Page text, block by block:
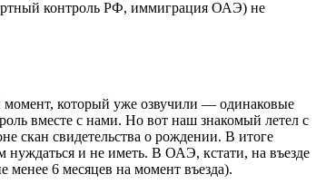
контроль РФ, иммиграция ОАЭ) не
момент, который уже озвучили — одинаковые
вместе с нами. Но вот наш знакомый летел с
скан свидетельства о рождении. В итоге
нуждаться и не иметь. В ОАЭ, кстати, на въезде
6 месяцев на момент въезда).